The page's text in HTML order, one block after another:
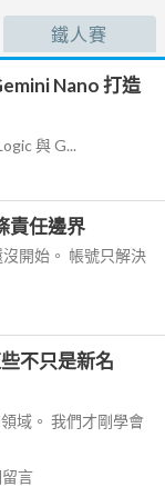
鐵人賽
Nano 打造
與 G...
責任邊界
開始。 帳號只解決
不只是新名
域。 我們才剛學會
言